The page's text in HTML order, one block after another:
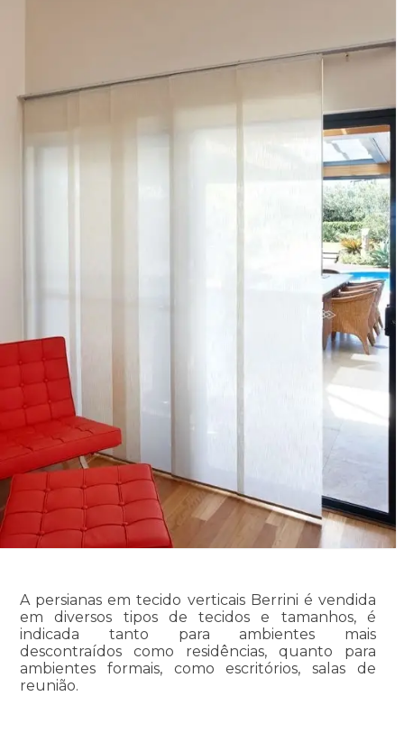
A persianas em tecido verticais Berrini é vendida
em diversos tipos de tecidos e tamanhos, é
indicada tanto para ambientes mais
descontraídos como residências, quanto para
ambientes formais, como escritórios, salas de
reunião.